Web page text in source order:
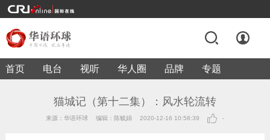
首页 电台 视听 华人圈 品牌 专题
猫城记（第十二集）：风水轮流转
来源：华语环球 编辑：陈毓娟 2020-12-16 10:58:39 -